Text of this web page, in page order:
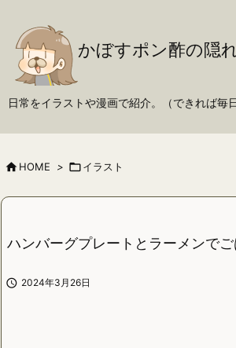
かぼすポン酢の隠
日常をイラストや漫画で紹介。（できれば毎
 HOME > イラスト
ハンバーグプレートとラーメンで
 2024年3月26日